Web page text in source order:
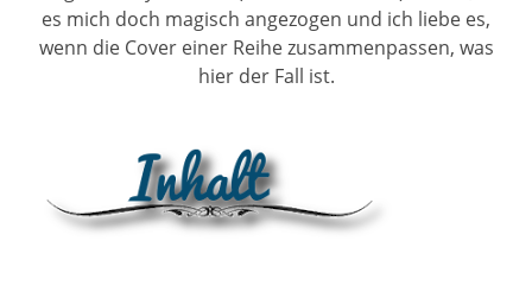
es mich doch magisch angezogen und ich liebe es,
wenn die Cover einer Reihe zusammenpassen, was
hier der Fall ist.